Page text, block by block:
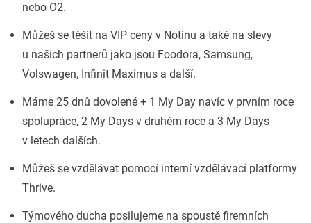
nebo O2.
Můžeš se těšit na VIP ceny v Notinu a také na slevy
u našich partnerů jako jsou Foodora, Samsung,
Volswagen, Infinit Maximus a další.
Máme 25 dnů dovolené + 1 My Day navíc v prvním roce
spolupráce, 2 My Days v druhém roce a 3 My Days
v letech dalších.
Můžeš se vzdělávat pomocí interní vzdělávací platformy
Thrive.
Týmového ducha posilujeme na spoustě firemních